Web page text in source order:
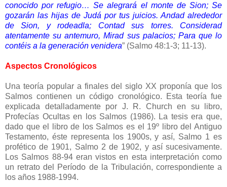
conocido por refugio… Se alegrará el monte de Sion; Se
gozarán las hijas de Judá por tus juicios. Andad alrededor
de Sion, y rodeadla; Contad sus torres. Considerad
atentamente su antemuro, Mirad sus palacios; Para que lo
contéis a la generación venidera” (Salmo 48:1-3; 11-13).
Aspectos Cronológicos
Una teoría popular a finales del siglo XX proponía que los
Salmos contienen un código cronológico. Esta teoría fue
explicada detalladamente por J. R. Church en su libro,
Profecías Ocultas en los Salmos (1986). La tesis era que,
dado que el libro de los Salmos es el 19º libro del Antiguo
Testamento, éste representa los 1900s, y así, Salmo 1 es
profético de 1901, Salmo 2 de 1902, y así sucesivamente.
Los Salmos 88-94 eran vistos en esta interpretación como
un retrato del Período de la Tribulación, correspondiente a
los años 1988-1994.